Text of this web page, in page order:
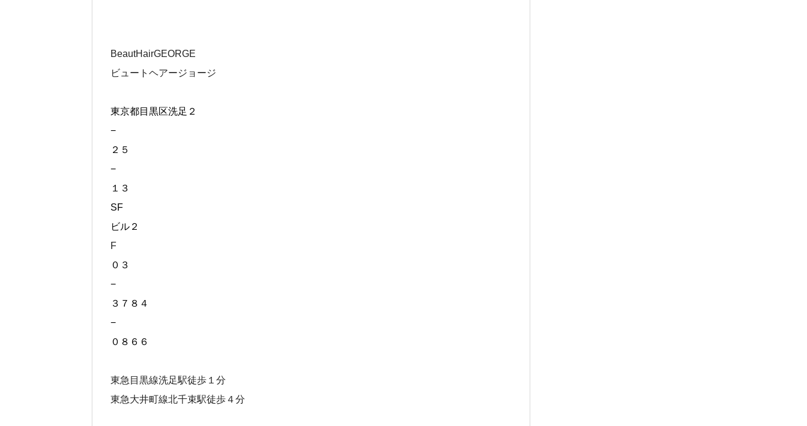
BeautHairGEORGE
ビュートヘアージョージ
東京都目黒区洗足２
−
２５
−
１３
SF
ビル２
F
０３
−
３７８４
−
０８６６
東急目黒線洗足駅徒歩１分
東急大井町線北千束駅徒歩４分